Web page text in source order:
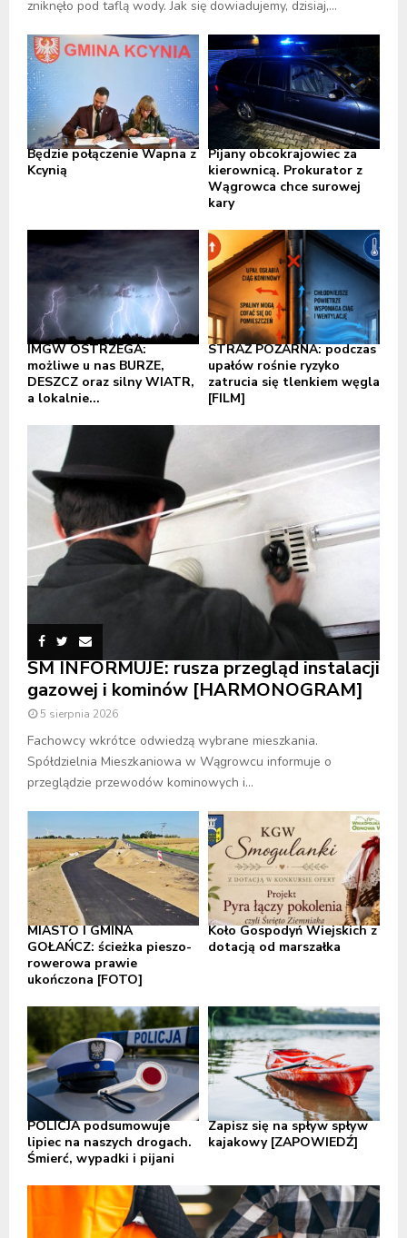
zniknęło pod taflą wody. Jak się dowiadujemy, dzisiaj,...
Będzie połączenie Wapna z
Kcynią
Pijany obcokrajowiec za
kierownicą. Prokurator z
Wągrowca chce surowej
kary
IMGW OSTRZEGA:
możliwe u nas BURZE,
DESZCZ oraz silny WIATR,
a lokalnie...
STRAŻ POŻARNA: podczas
upałów rośnie ryzyko
zatrucia się tlenkiem węgla
[FILM]
SM INFORMUJE: rusza przegląd instalacji
gazowej i kominów [HARMONOGRAM]
5 sierpnia 2026
Fachowcy wkrótce odwiedzą wybrane mieszkania.
Spółdzielnia Mieszkaniowa w Wągrowcu informuje o
przeglądzie przewodów kominowych i...
MIASTO I GMINA
GOŁAŃCZ: ścieżka pieszo-
rowerowa prawie
ukończona [FOTO]
Koło Gospodyń Wiejskich z
dotacją od marszałka
POLICJA podsumowuje
lipiec na naszych drogach.
Śmierć, wypadki i pijani
Zapisz się na spływ spływ
kajakowy [ZAPOWIEDŹ]